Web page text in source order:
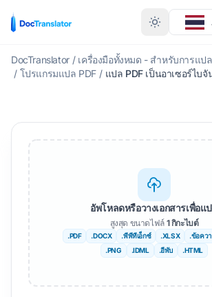
DocTranslator / เครื่องมือทั้งหมด - สำหรับการแป
/ โปรแกรมแปล PDF / แปล PDF เป็นอาเซอร์ไบจั
อัพโหลดหรือวางเอกสารเพื่อแ
สูงสุด ขนาดไฟล์ 1 กิกะไบต์
.PDF .DOCX .พีพีทีเอ็กซ์ .XLSX .ข้อคว
.PNG
.IDML .อีพับ .HTML